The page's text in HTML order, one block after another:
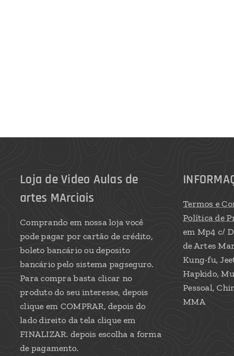
Loja de Video Aulas de
artes MArciais
Comprando em nossa loja você
pode pagar por cartão de crédito,
boleto bancário ou deposito
bancário pelo sistema pagseguro.
Para compra basta clicar no
produto do seu interesse, depois
clique em COMPRAR, depois do
lado direito da tela clique em
FINALIZAR. depois escolha a forma
de pagamento.
Termos e
Política de
em Mp4 c/
de Artes
Kung-fu,
Hapkido,
Pessoal,
MMA